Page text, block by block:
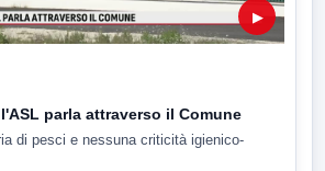
▶
parla attraverso il Comune
di pesci e nessuna criticità igienico-